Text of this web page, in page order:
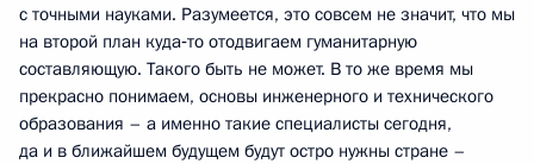
с точными науками. Разумеется, это совсем не значит, что мы
на второй план куда‑то отодвигаем гуманитарную
составляющую. Такого быть не может. В то же время мы
прекрасно понимаем, основы инженерного и технического
образования – а именно такие специалисты сегодня,
да и в ближайшем будущем будут остро нужны стране –